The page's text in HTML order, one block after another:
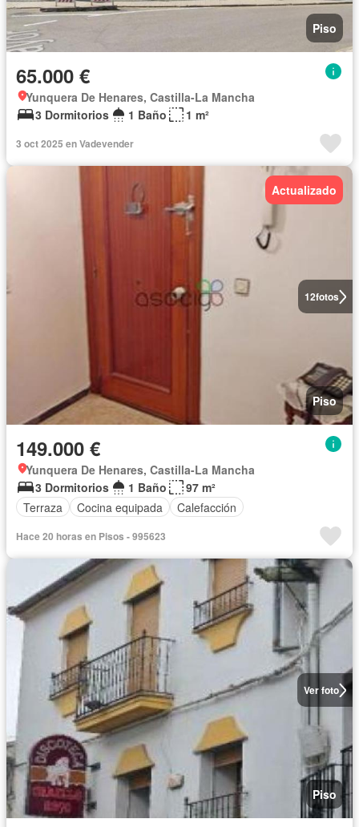
Piso
65.000 €
Yunquera De Henares, Castilla-La Mancha
3 Dormitorios
1 Baño 1 m²
3 oct 2025 en Vadevender
12fotos
Actualizado
Piso
149.000 €
Yunquera De Henares, Castilla-La Mancha
3 Dormitorios
1 Baño
97 m²
Terraza
Cocina equipada Calefacción
Hace 20 horas en Pisos - 995623
Ver foto
Piso